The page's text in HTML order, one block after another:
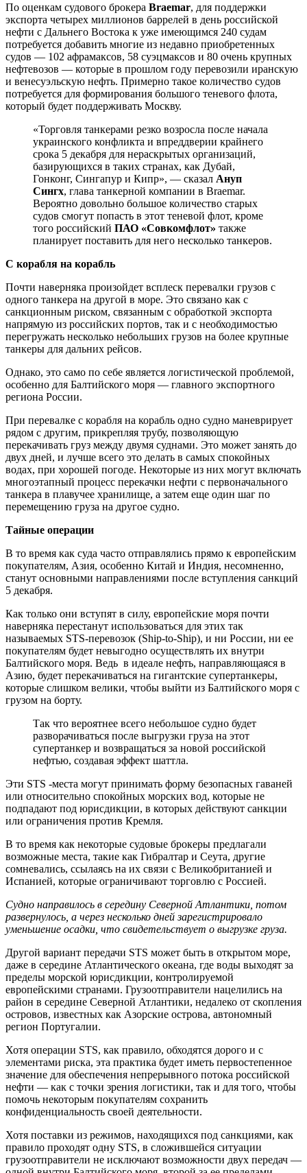
По оценкам судового брокера Braemar, для поддержки
экспорта четырех миллионов баррелей в день российской
нефти с Дальнего Востока к уже имеющимся 240 судам
потребуется добавить многие из недавно приобретенных
судов — 102 афрамаксов, 58 суэцмаксов и 80 очень крупных
нефтевозов — которые в прошлом году перевозили иранскую
и венесуэльскую нефть. Примерно такое количество судов
потребуется для формирования большого теневого флота,
который будет поддерживать Москву.
«Торговля танкерами резко возросла после начала
украинского конфликта и впреддверии крайнего
срока 5 декабря для нераскрытых организаций,
базирующихся в таких странах, как Дубай,
Гонконг, Сингапур и Кипр», — сказал Ануп
Сингх, глава танкерной компании в Braemar.
Вероятно довольно большое количество старых
судов смогут попасть в этот теневой флот, кроме
того российский ПАО «Совкомфлот» также
планирует поставить для него несколько танкеров.
С корабля на корабль
Почти наверняка произойдет всплеск перевалки грузов с
одного танкера на другой в море. Это связано как с
санкционным риском, связанным с обработкой экспорта
напрямую из российских портов, так и с необходимостью
перегружать несколько небольших грузов на более крупные
танкеры для дальних рейсов.
Однако, это само по себе является логистической проблемой,
особенно для Балтийского моря — главного экспортного
региона России.
При перевалке с корабля на корабль одно судно маневрирует
рядом с другим, прикрепляя трубу, позволяющую
перекачивать груз между двумя суднами. Это может занять до
двух дней, и лучше всего это делать в самых спокойных
водах, при хорошей погоде. Некоторые из них могут включать
многоэтапный процесс перекачки нефти с первоначального
танкера в плавучее хранилище, а затем еще один шаг по
перемещению груза на другое судно.
Тайные операции
В то время как суда часто отправлялись прямо к европейским
покупателям, Азия, особенно Китай и Индия, несомненно,
станут основными направлениями после вступления санкций
5 декабря.
Как только они вступят в силу, европейские моря почти
наверняка перестанут использоваться для этих так
называемых STS-перевозок (Ship-to-Ship), и ни России, ни ее
покупателям будет невыгодно осуществлять их внутри
Балтийского моря. Ведь в идеале нефть, направляющаяся в
Азию, будет перекачиваться на гигантские супертанкеры,
которые слишком велики, чтобы выйти из Балтийского моря с
грузом на борту.
Так что вероятнее всего небольшое судно будет
разворачиваться после выгрузки груза на этот
супертанкер и возвращаться за новой российской
нефтью, создавая эффект шаттла.
Эти STS -места могут принимать форму безопасных гаваней
или относительно спокойных морских вод, которые не
подпадают под юрисдикции, в которых действуют санкции
или ограничения против Кремля.
В то время как некоторые судовые брокеры предлагали
возможные места, такие как Гибралтар и Сеута, другие
сомневались, ссылаясь на их связи с Великобританией и
Испанией, которые ограничивают торговлю с Россией.
Судно направилось в середину Северной Атлантики, потом
развернулось, а через несколько дней зарегистрировало
уменьшение осадки, что свидетельствует о выгрузке груза.
Другой вариант передачи STS может быть в открытом море,
даже в середине Атлантического океана, где воды выходят за
пределы морской юрисдикции, контролируемой
европейскими странами. Грузоотправители нацелились на
район в середине Северной Атлантики, недалеко от скопления
островов, известных как Азорские острова, автономный
регион Португалии.
Хотя операции STS, как правило, обходятся дорого и с
элементами риска, эта практика будет иметь первостепенное
значение для обеспечения непрерывного потока российской
нефти — как с точки зрения логистики, так и для того, чтобы
помочь некоторым покупателям сохранить
конфиденциальность своей деятельности.
Хотя поставки из режимов, находящихся под санкциями, как
правило проходят одну STS, в сложившейся ситуации
грузоотправители не исключают возможности двух передач —